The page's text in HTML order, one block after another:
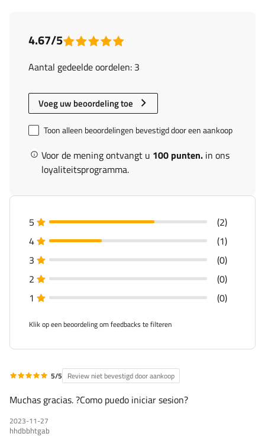
4.67/5
Aantal gedeelde oordelen: 3
Voeg uw beoordeling toe
Voor de mening ontvangt u 100 punten. in ons
loyaliteitsprogramma.
Toon alleen beoordelingen bevestigd door een aankoop
5
(2)
4
(1)
3
(0)
2
(0)
1
(0)
Klik op een beoordeling om feedbacks te filteren
5/5 Review niet bevestigd door aankoop
Muchas gracias. ?Como puedo iniciar sesion?
2023-11-27
hhdbbhtgab